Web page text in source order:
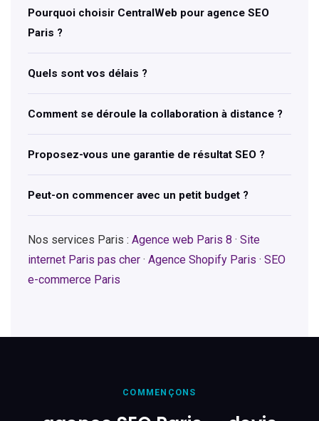
Pourquoi choisir CentralWeb pour agence SEO
Paris ?
Quels sont vos délais ?
Comment se déroule la collaboration à distance ?
Proposez-vous une garantie de résultat SEO ?
Peut-on commencer avec un petit budget ?
Nos services Paris : Agence web Paris 8 · Site
internet Paris pas cher · Agence Shopify Paris · SEO
e-commerce Paris
COMMENÇONS